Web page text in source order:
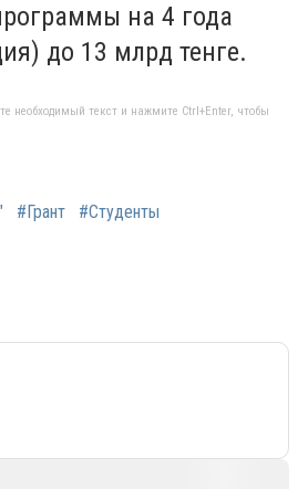
на 4 года
до 13 млрд тенге.
необходимый текст и нажмите Ctrl+Enter, чтобы
#Грант
#Студенты